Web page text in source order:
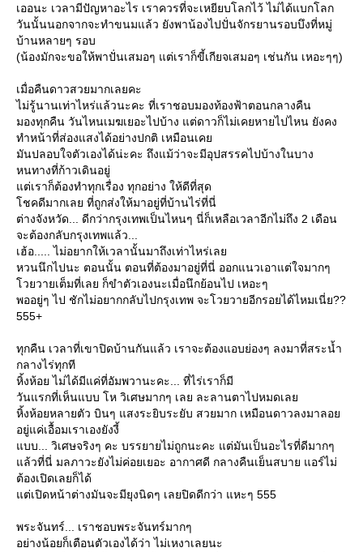
เออนะ เวลามีปัญหาอะไร เราควรที่จะเหยียบโลกไว้ ไม่ได้แบกโลก
วันนั้นนอกจากจะทำขนมแล้ว ยังพาน้องไปปั่นจักรยานรอบบึงที่หมู่
บ้านหลายๆ รอบ
(น้องมักจะขอให้พาปั่นเสมอๆ แต่เราก็ขี้เกียจเสมอๆ เช่นกัน เหอะๆๆ)
เมื่อคืนดาวสวยมากเลยคะ
ไม่รู้นานเท่าไหร่แล้วนะคะ ที่เราชอบมองท้องฟ้าตอนกลางคืน
มองทุกคืน วันไหนเมฆเยอะไปบ้าง แต่ดาวก็ไม่เคยหายไปไหน ยังคง
ทำหน้าที่ส่องแสงได้อย่างปกติ เหมือนเค
มันปลอบใจตัวเองได้น่ะคะ ถึงแม้ว่าจะมีอุปสรรคไปบ้างในบาง
หนทางที่ก้าวเดินอยู่
ต่เราก็ต้องทำทุกเรื่อง ทุกอย่าง ให้ดีที่สุด
ชคดีมากเลย ที่ถูกส่งให้มาอยู่ที่บ้านไร่ที่นี่
ต่างจังหวัด... ดีกว่ากรุงเทพเป็นไหนๆ นี่ก็เหลือเวลาอีกไม่ถึง 2 เดือน
จะต้องกลับกรุงเทพแล้ว...
เฮ้อ..... ไม่อยากให้เวลานั้นมาถึงเท่าไหร่เล
หวนนึกไปนะ ตอนนั้น ตอนที่ต้องมาอยู่ที่นี่ ออกแนวเอาแต่ใจมากๆ
วยวายเต็มที่เลย ก็ขำตัวเองนะเมื่อนึกย้อนไป เหอะๆ
พออยู่ๆ ไป ชักไม่อยากกลับไปกรุงเทพ จะโวยวายอีกรอยได้ไหมเนี่ย??
555+
ทุกคืน เวลาที่เขาปิดบ้านกันแล้ว เราจะต้องแอบย่องๆ ลงมาที่สระน้ำ
กลางไร่ทุกที
หิ้งห้อย ไม่ได้มีแค่ที่อัมพวานะคะ... ที่ไร่เราก็มี
วันแรกที่เห็นแบบ โห วิเศษมากๆ เลย ละลานตาไปหมดเล
หิ้งห้อยหลายตัว บินๆ แสงระยิบระยับ สวยมาก เหมือนดาวลงมาลอ
อยู่แค่เอื้อมเราเองยังงี้
บบ... วิเศษจริงๆ คะ บรรยายไม่ถูกนะคะ แต่มันเป็นอะไรที่ดีมากๆ
ล้วที่นี่ มลภาวะยังไม่ค่อยเยอะ อากาศดี กลางคืนเย็นสบาย แอร์ไม่
ต้องเปิดเลยก็ได้
ต่เปิดหน้าต่างมันจะมียุงนิดๆ เลยปิดดีกว่า แหะๆ 555
พระจันทร์... เราชอบพระจันทร์มากๆ
อย่างน้อยก็เตือนตัวเองได้ว่า ไม่เหงาเลยนะ